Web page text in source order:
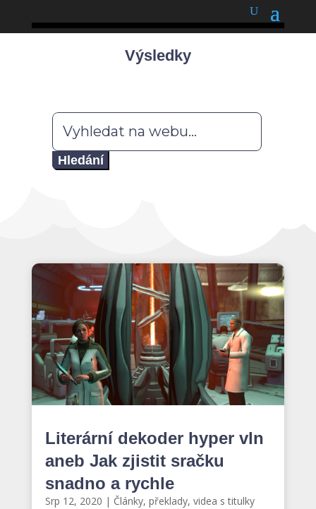
Výsledky
Hledat:
Literární dekoder hyper vln
aneb Jak zjistit sračku
snadno a rychle
Srp 12, 2020 | Články, překlady, videa s titulky